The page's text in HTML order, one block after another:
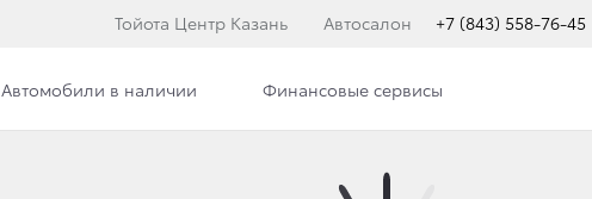
Тойота Центр Казань Автосалон +7 (843) 558-76-45
Автомобили в наличии Финансовые сервисы
Сотрудники